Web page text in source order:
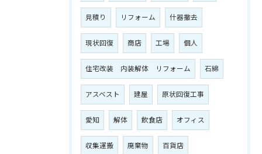
見積り リフォーム 什器撤去
現状回復 商店 工場 個人
住宅改装 内装解体 リフォーム 石綿
アスベスト 建屋 原状回復工事
愛知 解体 飲食店 オフィス
収集運搬 廃棄物 百貨店